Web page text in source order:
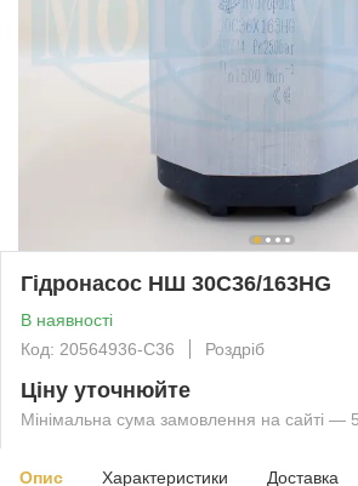
Гідронасос НШ 30C36/163HG
В наявності
Код: 20564936-C36
Роздріб
Ціну уточнюйте
Мінімальна сума замовлення на сайті —
Опис Характеристики Доставка